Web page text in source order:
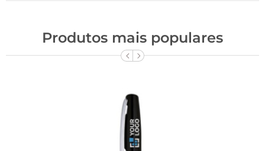
Produtos mais populares